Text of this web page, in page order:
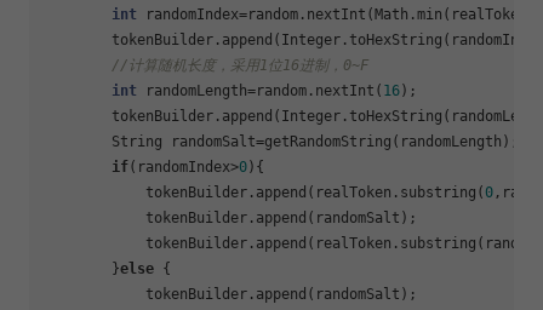
int
//计算随机长度，采用1位16进制，0~F
int randomLength=random.nextInt( 16 );
        String randomSalt=getRandomString(randomLength);
if(randomIndex>0 ){
            tokenBuilder.append(realToken.substring(
0
            tokenBuilder.append(randomSalt);
        }
else {
            tokenBuilder.append(randomSalt);